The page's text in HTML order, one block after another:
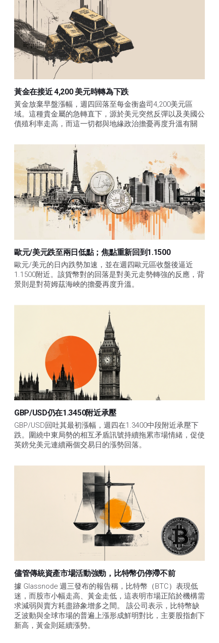
黃金在接近 4,200 美元時轉為下跌
黃金放棄早盤漲幅，週四回落至每金衡盎司4,200美元區
域。這種貴金屬的急轉直下，源於美元突然反彈以及美國公
債殖利率走高，而這一切都與地緣政治擔憂再度升溫有關
歐元/美元跌至兩日低點；焦點重新回到1.1500
歐元/美元的日內跌勢加速，並在週四歐元區收盤後逼近
1.1500附近。該貨幣對的回落是對美元走勢轉強的反應，背
景則是對荷姆茲海峽的擔憂再度升溫。
GBP/USD仍在1.3450附近承壓
GBP/USD回吐其最初漲幅，週四在1.3400中段附近承壓下
跌。圍繞中東局勢的相互矛盾訊號持續拖累市場情緒，促使
英鎊兌美元連續兩個交易日的漲勢回落。
儘管傳統資產市場活動強勁，比特幣仍停滯不前
據 Glassnode 週三發布的報告稱，比特幣（BTC）表現低
迷，而股市小幅走高、黃金走低，這表明市場正陷於機構需
求減弱與賣方耗盡跡象增多之間。 該公司表示，比特幣缺
乏波動與全球市場的普遍上漲形成鮮明對比，主要股指創下
新高，黃金則延續漲勢。